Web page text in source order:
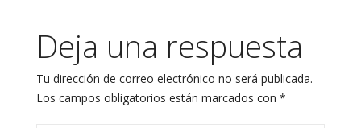
Deja una respuesta
Tu dirección de correo electrónico no será publicada.
Los campos obligatorios están marcados con *